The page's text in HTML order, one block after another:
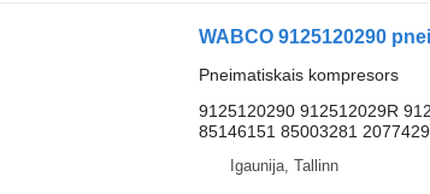
WABCO 9125120290
Pneimatiskais kompresors
9125120290 912512029R
85146151 85003281
Igaunija, Tallinn